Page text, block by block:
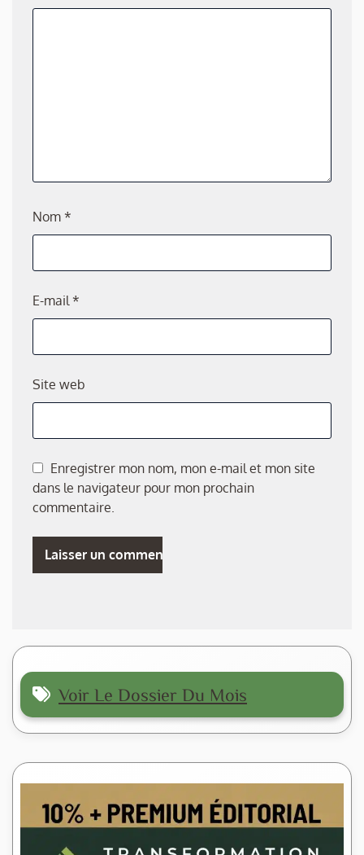
Nom *
E-mail *
Site web
Enregistrer mon nom, mon e-mail et mon site
dans le navigateur pour mon prochain
commentaire.
Voir Le Dossier Du Mois